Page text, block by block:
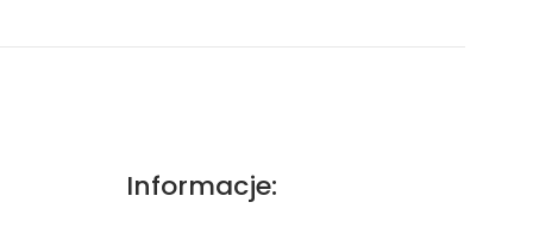
Informacje: